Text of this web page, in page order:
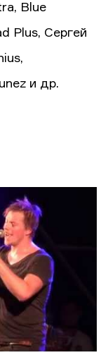
Blue
Plus, Сергей
и др.